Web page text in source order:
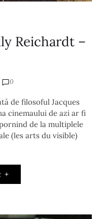
Reichardt –
0
de filosoful Jacques
cinemaului de azi ar fi
de la multiplele
(les arts du visible)